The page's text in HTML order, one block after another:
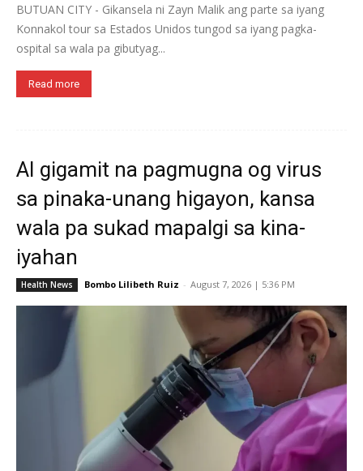
BUTUAN CITY - Gikansela ni Zayn Malik ang parte sa iyang
Konnakol tour sa Estados Unidos tungod sa iyang pagka-
ospital sa wala pa gibutyag...
Read more
AI gigamit na pagmugna og virus
sa pinaka-unang higayon, kansa
wala pa sukad mapalgi sa kina-
iyahan
Health News Bombo Lilibeth Ruiz - August 7, 2026 | 5:36 PM